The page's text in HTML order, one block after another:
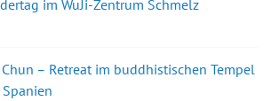
im WuJi-Zentrum Schmelz
– Retreat im buddhistischen Tempel